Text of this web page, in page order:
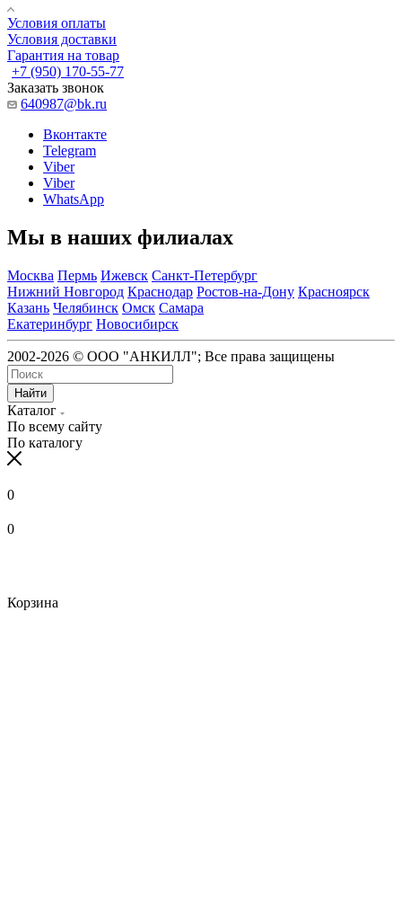
Условия оплаты
Условия доставки
Гарантия на товар
+7 (950) 170-55-77
Заказать звонок
640987@bk.ru
Вконтакте
Telegram
Viber
Viber
WhatsApp
Мы в наших филиалах
Москва Пермь Ижевск Санкт-Петербург
Нижний Новгород Краснодар Ростов-на-Дону Красноярск
Казань Челябинск Омск Самара
Екатеринбург Новосибирск
2002-2026 © ООО "АНКИЛЛ"; Все права защищены
Найти
Каталог
По всему сайту
По каталогу
0
0
Корзина